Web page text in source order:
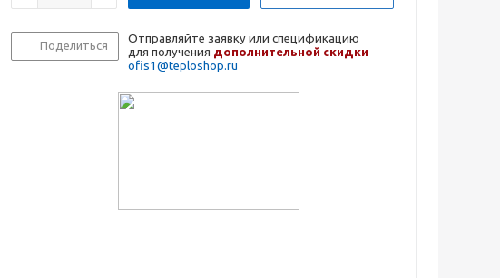
Поделиться
Отправляйте заявку или спецификацию
для получения дополнительной скидки
ofis1@teploshop.ru